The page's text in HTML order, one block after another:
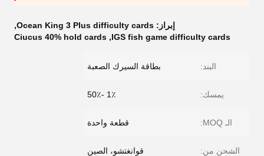
إبراز: Ocean King 3 Plus difficulty cards
,
IGS fish game difficulty cards
,
Ciucus 40% hold cards
البند: بطاقة السيرك الصعبة
يمسك: 1٪ -50٪
الـ MOQ: قطعة واحدة
الشحن من: قوانغتشو، الصين